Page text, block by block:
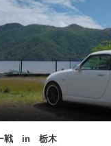
ー戦 in 栃木